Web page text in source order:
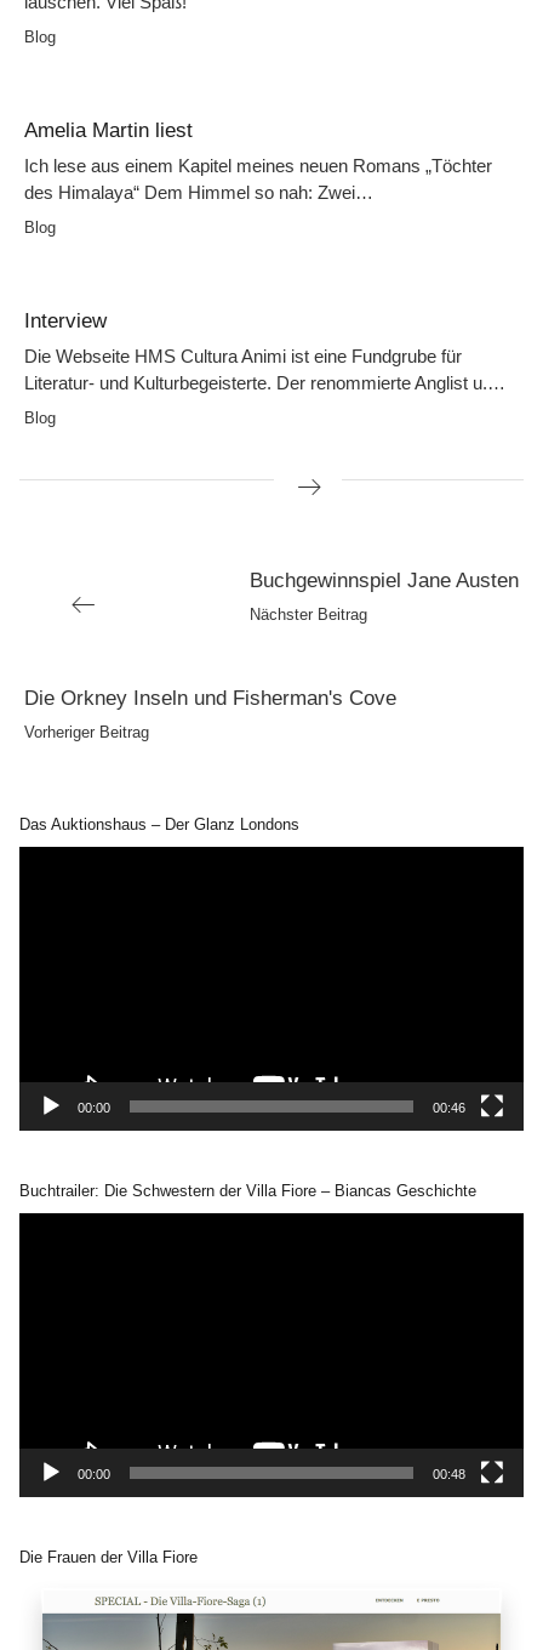
Blog
Amelia Martin liest
Ich lese aus einem Kapitel meines neuen Romans „Töchter
des Himalaya“ Dem Himmel so nah: Zwei…
Blog
Interview
Die Webseite HMS Cultura Animi ist eine Fundgrube für
Literatur- und Kulturbegeisterte. Der renommierte Anglist u.…
Blog
Beitragsnavigation
Nächster
Beitrag
Buchgewinnspiel Jane Austen
Nächster Beitrag
Vorheriger
Beitrag
Die Orkney Inseln und Fisherman's Cove
Vorheriger Beitrag
Das Auktionshaus – Der Glanz Londons
00:00 00:46
Buchtrailer: Die Schwestern der Villa Fiore – Biancas Geschichte
00:00 00:48
Die Frauen der Villa Fiore